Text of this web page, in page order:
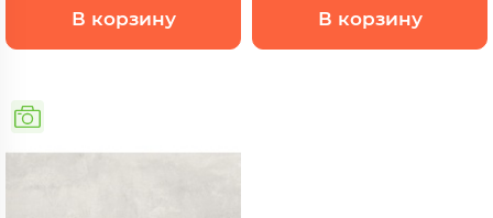
В корзину В корзину